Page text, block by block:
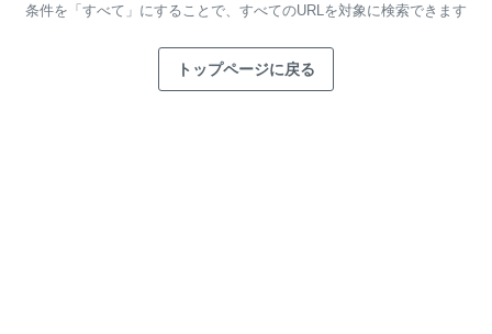
条件を「すべて」にすることで、 すべてのURLを対象に検索できます
トップページに戻る